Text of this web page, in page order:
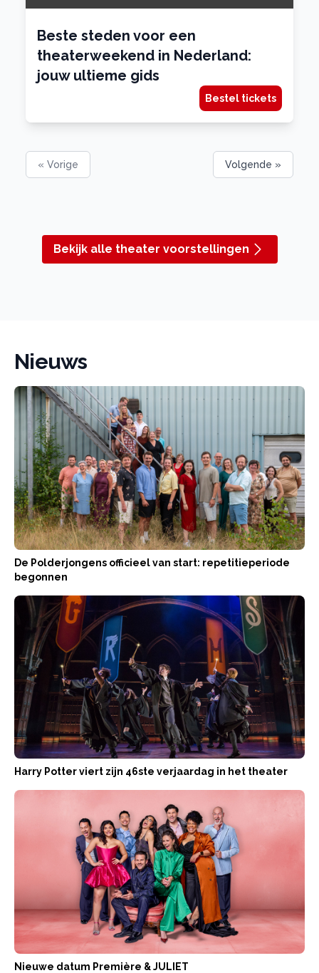
Beste steden voor een
theaterweekend in Nederland:
jouw ultieme gids
Bestel tickets
« Vorige Volgende »
Bekijk alle theater voorstellingen
Nieuws
De Polderjongens officieel van start: repetitieperiode
begonnen
Harry Potter viert zijn 46ste verjaardag in het theater
Nieuwe datum Première & JULIET